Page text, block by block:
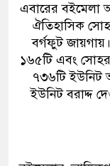
এবারের বইমেলা
ঐতিহাসিক
বর্গফুট জায়গায়।
১৬৫টি এবং
৭৩৬টি ইউনিট
ইউনিট বরাদ্দ